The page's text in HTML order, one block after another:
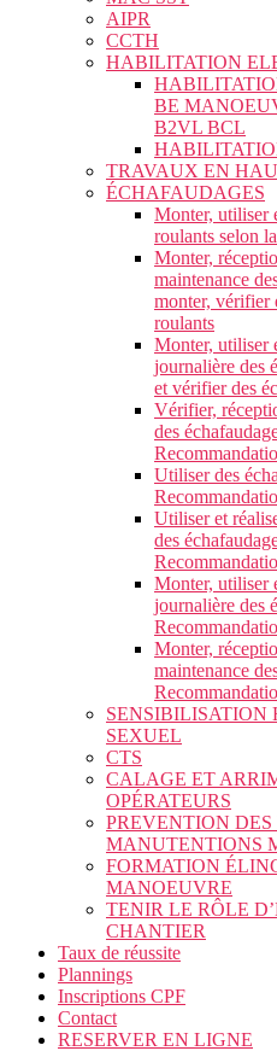
AIPR
CCTH
HABILITATION
BE
B2VL BCL
TRAVAUX EN
ÉCHAFAUDAGES
Monter, utiliser
roulants selon
Monter,
maintenance
monter, vérifier
roulants
Monter, utiliser
journalière des
et vérifier des
Vérifier,
des
Utiliser des
Utiliser et
des
Monter, utiliser
journalière des
Monter,
maintenance
SENSIBILISATION
SEXUEL
CTS
CALAGE ET
OPÉRATEURS
PREVENTION
MANUTENTIONS
FORMATION
MANOEUVRE
TENIR LE RÔLE
CHANTIER
Taux de réussite
Plannings
Inscriptions CPF
Contact
RESERVER EN LIGNE